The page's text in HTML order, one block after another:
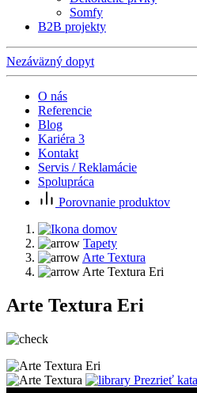
Somfy
B2B projekty
Nezáväzný dopyt
O nás
Referencie
Blog
Kariéra 3
Kontakt
Servis / Reklamácie
Spolupráca
Porovnanie produktov
Tapety
Arte Textura
Arte Textura Eri
Arte Textura Eri
Prezrieť